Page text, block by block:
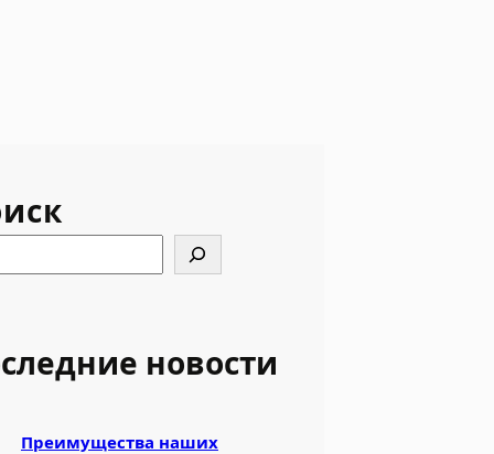
новости
Преимущества наших